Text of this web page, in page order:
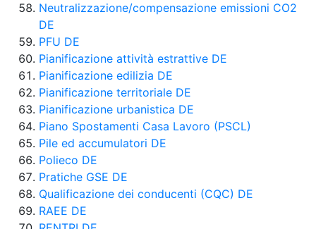
Neutralizzazione/compensazione emissioni CO2
DE
PFU DE
Pianificazione attività estrattive DE
Pianificazione edilizia DE
Pianificazione territoriale DE
Pianificazione urbanistica DE
Piano Spostamenti Casa Lavoro (PSCL)
Pile ed accumulatori DE
Polieco DE
Pratiche GSE DE
Qualificazione dei conducenti (CQC) DE
RAEE DE